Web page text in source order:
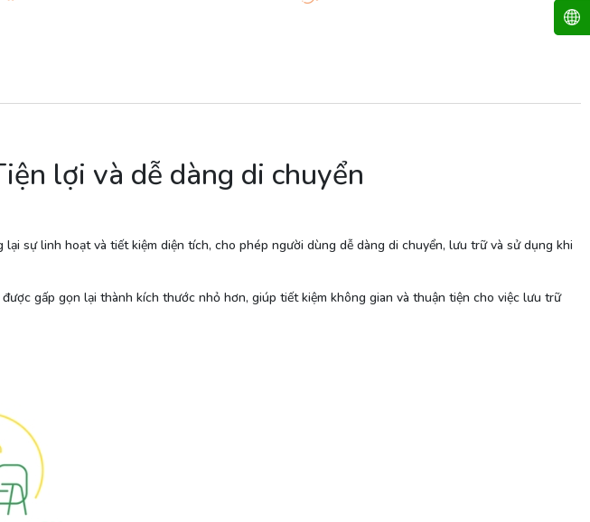
lợi và dễ dàng di chuyển
sự linh hoạt và tiết kiệm diện tích, cho phép người dùng dễ dàng di chuyển, lưu trữ và sử dụng khi
gấp gọn lại thành kích thước nhỏ hơn, giúp tiết kiệm không gian và thuận tiện cho việc lưu trữ